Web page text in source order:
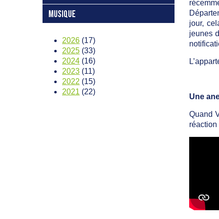
MUSIQUE
2026 (17)
2025 (33)
2024 (16)
2023 (11)
2022 (15)
2021 (22)
jour,
jeunes
Une
Quand
réaction